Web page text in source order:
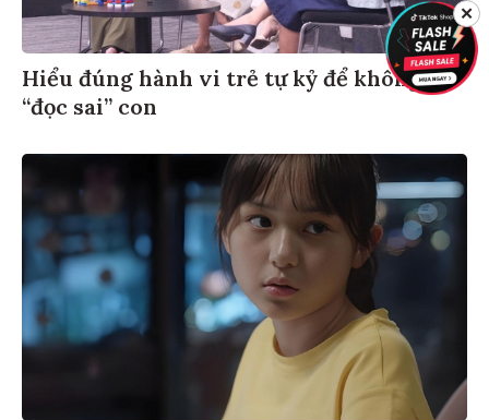
Hiểu đúng hành vi trẻ tự kỷ để không
“đọc sai” con
✕